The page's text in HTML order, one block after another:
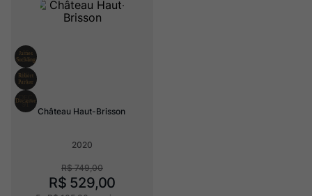
Château Haut-Brisson
2020
R$ 749,00
R$ 529,00
Champagne
10